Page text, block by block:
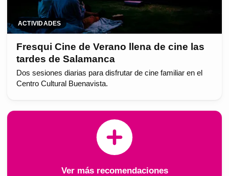
ACTIVIDADES
Fresqui Cine de Verano llena de cine las
tardes de Salamanca
Dos sesiones diarias para disfrutar de cine familiar en el
Centro Cultural Buenavista.
Ver más recomendaciones